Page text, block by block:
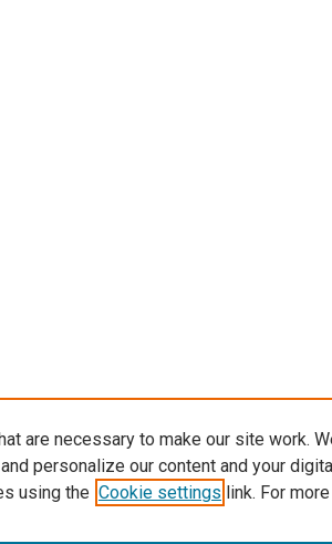
are necessary to make our site work.
personalize our content and your
using the Cookie settings link. For